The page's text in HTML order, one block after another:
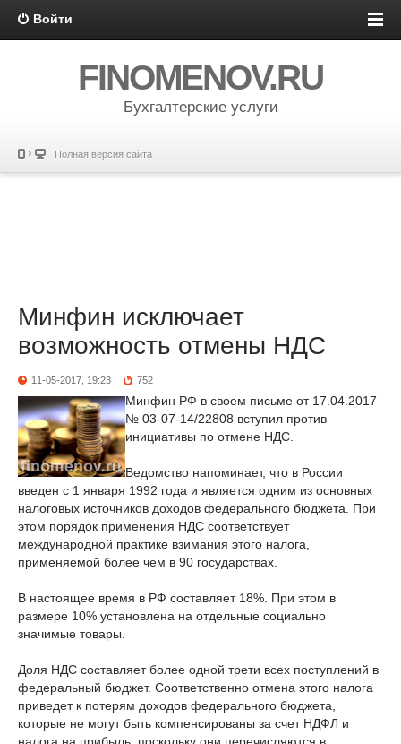
Войти
FINOMENOV.RU
Бухгалтерские услуги
Полная версия сайта
Минфин исключает
возможность отмены НДС
11-05-2017, 19:23 752
Минфин РФ в своем письме от 17.04.2017
№ 03-07-14/22808 вступил против
инициативы по отмене НДС.
Ведомство напоминает, что в России
введен с 1 января 1992 года и является одним из основных
налоговых источников доходов федерального бюджета. При
этом порядок применения НДС соответствует
международной практике взимания этого налога,
применяемой более чем в 90 государствах.
В настоящее время в РФ составляет 18%. При этом в
размере 10% установлена на отдельные социально
значимые товары.
Доля НДС составляет более одной трети всех поступлений в
федеральный бюджет. Соответственно отмена этого налога
приведет к потерям доходов федерального бюджета,
которые не могут быть компенсированы за счет НДФЛ и